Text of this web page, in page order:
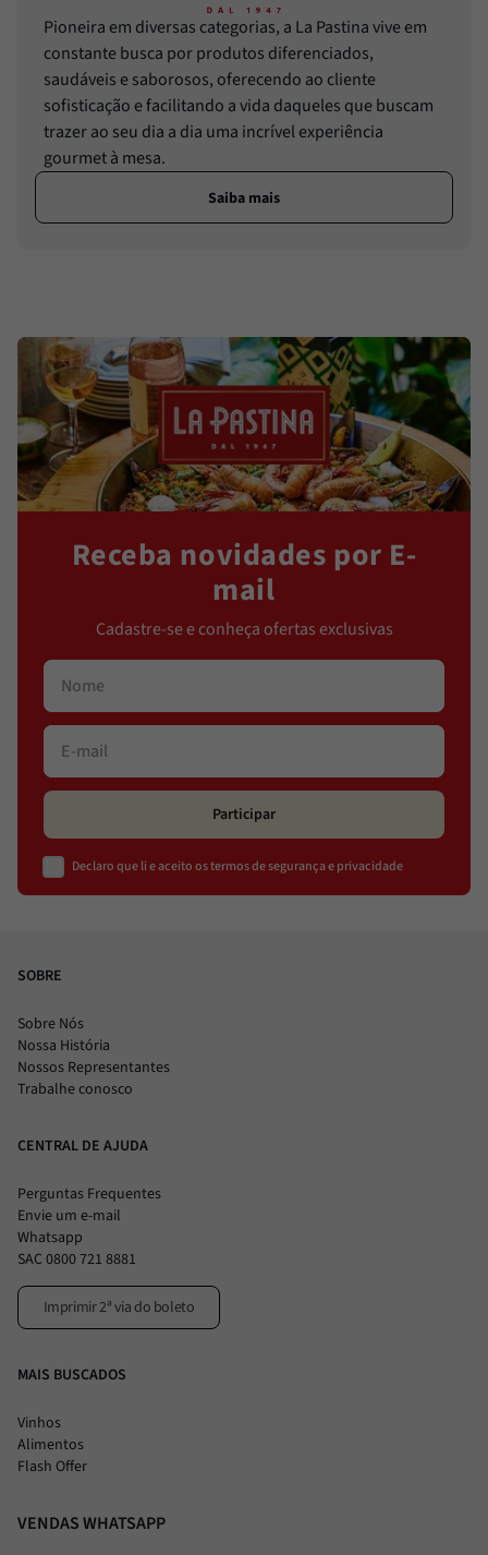
Pioneira em diversas categorias, a La Pastina vive em
constante busca por produtos diferenciados,
saudáveis e saborosos, oferecendo ao cliente
sofisticação e facilitando a vida daqueles que buscam
trazer ao seu dia a dia uma incrível experiência
gourmet à mesa.
Saiba mais
Receba novidades por E-
mail
Cadastre-se e conheça ofertas exclusivas
Participar
Declaro que li e aceito os termos de segurança e privacidade
SOBRE
Sobre Nós
Nossa História
Nossos Representantes
Trabalhe conosco
CENTRAL DE AJUDA
Perguntas Frequentes
Envie um e-mail
Whatsapp
SAC 0800 721 8881
Imprimir 2ª via do boleto
MAIS BUSCADOS
Vinhos
Alimentos
Flash Offer
VENDAS WHATSAPP